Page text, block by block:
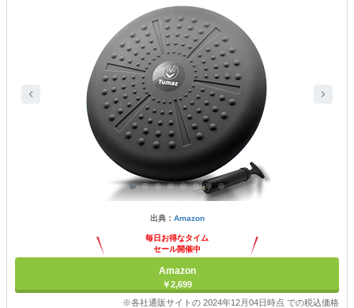
出典： Amazon
毎日お得なタイム
セール開催中
Amazon
￥2,699
※各社通販サイトの 2024年12月04日時点 での税込価格